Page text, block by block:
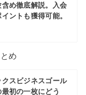
め徹底解説。入会
ントも獲得可能。
め
クスビジネスゴール
初の一枚にどう